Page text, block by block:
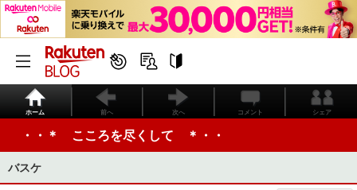
ホーム 前へ 次へ コメント シェア
・・＊ こころを尽くして ＊・・
バスケ